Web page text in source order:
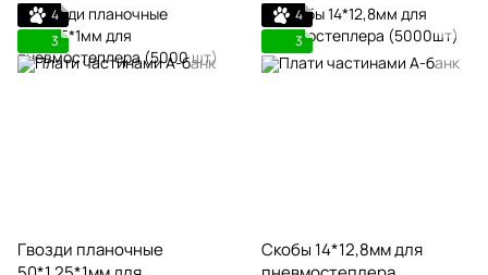
4
3
Гвозди планочные
4
3
Скобы 14*12,8мм для